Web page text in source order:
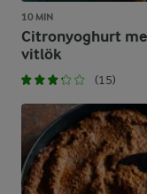
10 MIN
Citronyoghurt
vitlök
(15)